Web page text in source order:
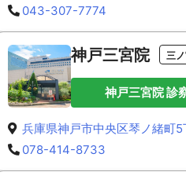
043-307-7774
神戸三宮院 三
神戸三宮院 診
兵庫県神戸市中央区琴ノ緒町
078-414-8733